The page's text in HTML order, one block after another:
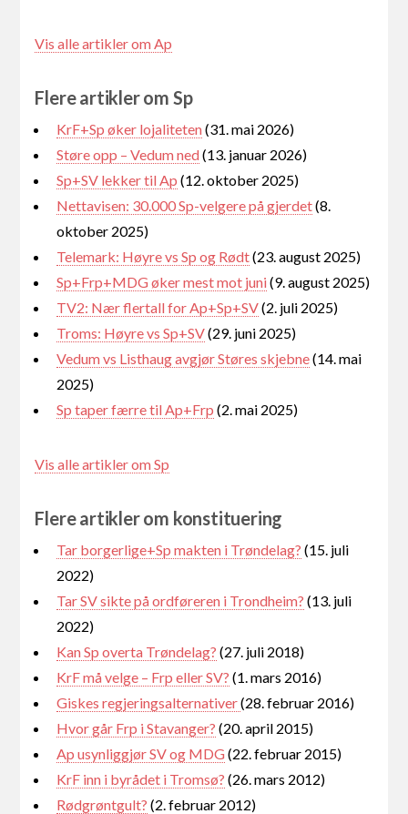
Vis alle artikler om Ap
Flere artikler om Sp
KrF+Sp øker lojaliteten(31. mai 2026)
Støre opp – Vedum ned(13. januar 2026)
Sp+SV lekker til Ap (12. oktober 2025)
Nettavisen: 30.000 Sp-velgere på gjerdet(8.
oktober 2025)
Telemark: Høyre vs Sp og Rødt(23. august 2025)
Sp+Frp+MDG øker mest mot juni(9. august 2025)
TV2: Nær flertall for Ap+Sp+SV(2. juli 2025)
Troms: Høyre vs Sp+SV(29. juni 2025)
Vedum vs Listhaug avgjør Støres skjebne(14. mai
2025)
Sp taper færre til Ap+Frp (2. mai 2025)
Vis alle artikler om Sp
Flere artikler om konstituering
Tar borgerlige+Sp makten i Trøndelag? (15. juli
2022)
Tar SV sikte på ordføreren i Trondheim? (13. juli
2022)
Kan Sp overta Trøndelag? (27. juli 2018)
KrF må velge – Frp eller SV? (1. mars 2016)
Giskes regjeringsalternativer(28. februar 2016)
Hvor går Frp i Stavanger? (20. april 2015)
Ap usynliggjør SV og MDG(22. februar 2015)
KrF inn i byrådet i Tromsø? (26. mars 2012)
Rødgrøntgult? (2. februar 2012)